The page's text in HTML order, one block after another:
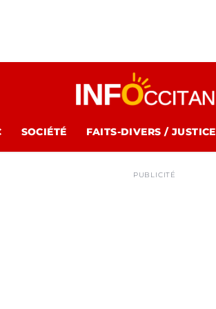
SOCIÉTÉ FAITS-DIVERS / JUSTICE
PUBLICITÉ